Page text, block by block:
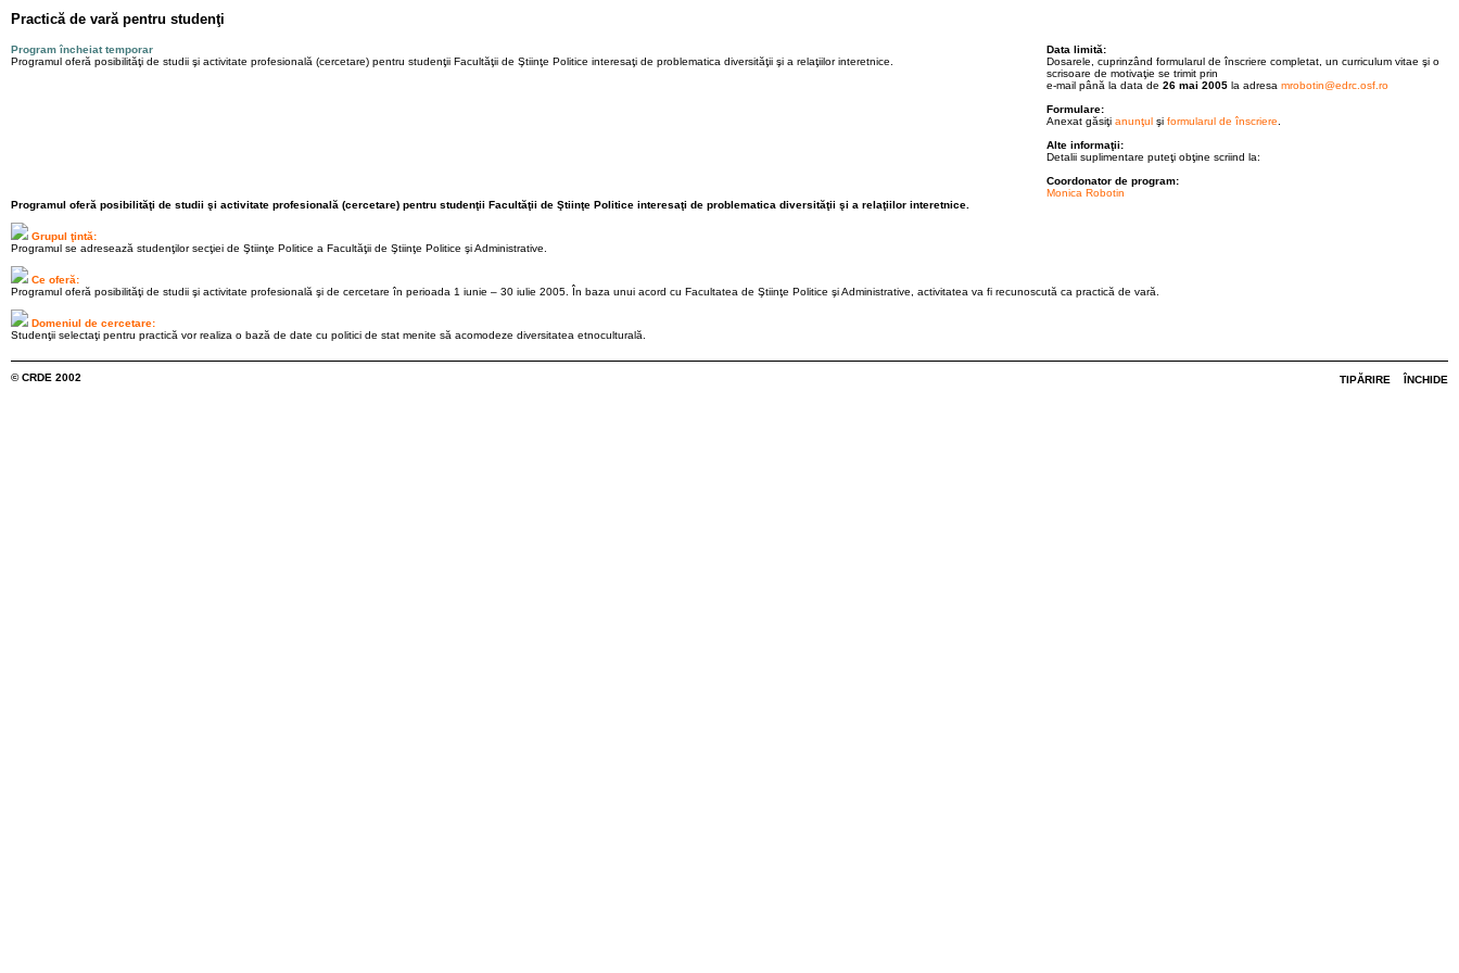
Practică de vară pentru studenţi
Program încheiat temporar
Programul oferă posibilităţi de studii şi activitate profesională (cercetare) pentru studenţii Facultăţii de Ştiinţe Politice interesaţi de problematica diversităţii şi a relaţiilor interetnice.
Data limită:
Dosarele, cuprinzând formularul de înscriere completat, un curriculum vitae şi o
scrisoare de motivaţie se trimit prin
e-mail până la data de 26 mai 2005 la adresa mrobotin@edrc.osf.ro
Formulare:
Anexat găsiţi anunţul şi formularul de înscriere
Alte informaţii:
Detalii suplimentare puteţi obţine scriind la:
Coordonator de program:
Monica Robotin
Programul oferă posibilităţi de studii şi activitate profesională (cercetare) pentru studenţii Facultăţii de Ştiinţe Politice interesaţi de problematica diversităţii şi a relaţiilor interetnice.
Grupul ţintă:
Programul se adresează studenţilor secţiei de Ştiinţe Politice a Facultăţii de Ştiinţe Politice şi Administrative.
Ce oferă:
Programul oferă posibilităţi de studii şi activitate profesională şi de cercetare în perioada 1 iunie – 30 iulie 2005. În baza unui acord cu Facultatea de Ştiinţe Politice şi Administrative, activitatea va fi recunoscută ca practică de vară.
Domeniul de cercetare:
Studenţii selectaţi pentru practică vor realiza o bază de date cu politici de stat menite să acomodeze diversitatea etnoculturală.
© CRDE 2002 TIPĂRIRE ÎNCHIDE